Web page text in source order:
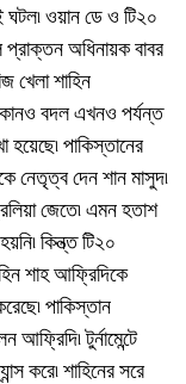
ঘটল৷ ওয়ান ডে ও টি২০
প্রাক্তন অধিনায়ক বাবর
খেলা শাহিন
কোনও বদল এখনও পর্যন্ত
হয়েছে৷ পাকিস্তানের
নেতৃত্ব দেন শান মাসুদ৷
জেতে৷ এমন হতাশ
কিন্ত্ত টি২০
শাহ আফ্রিদিকে
পাকিস্তান
আফ্রিদি৷ টুর্নামেন্টে
করে৷ শাহিনের সরে